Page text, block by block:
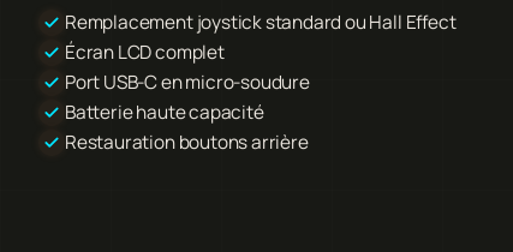
Remplacement joystick standard ou Hall Effect
Écran LCD complet
Port USB-C en micro-soudure
Batterie haute capacité
Restauration boutons arrière